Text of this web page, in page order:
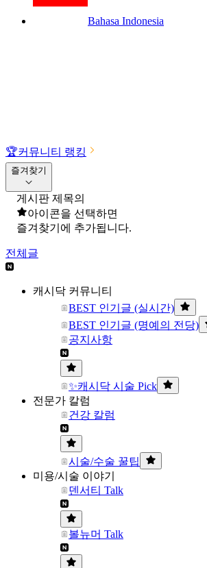
Bahasa Indonesia
🏆커뮤니티 랭킹
즐겨찾기
게시판 제목의
아이콘을 선택하면
즐겨찾기에 추가됩니다.
전체글
캐시닥 커뮤니티
BEST 인기글 (실시간)
BEST 인기글 (명예의 전당)
공지사항
✨캐시닥 시술 Pick
전문가 칼럼
건강 칼럼
시술/수술 꿀팁
미용/시술 이야기
덴서티 Talk
볼뉴머 Talk